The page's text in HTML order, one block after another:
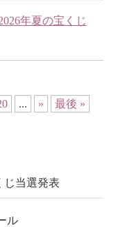
年夏の宝くじ
... » 最後 »
じ当選発表
ル